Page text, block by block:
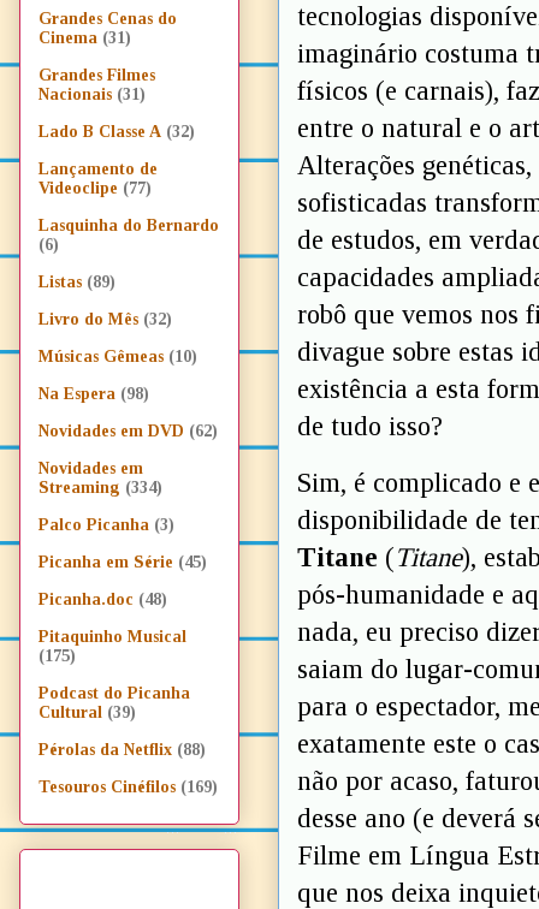
tecnologias
imaginário costuma
físicos (e carnais),
entre o natural e o
Alterações
sofisticadas
de estudos, em
capacidades
robô que vemos nos
divague sobre estas
existência a esta
de tudo isso?
Sim, é complicado e
disponibilidade de
Titane (Titane),
pós-humanidade e
nada, eu preciso
saiam do lugar-
para o espectador,
exatamente este o
não por acaso,
desse ano (e deverá
Filme em Língua
que nos deixa
Grandes Cenas do
Cinema (31)
Grandes Filmes
Nacionais (31)
Lado B Classe A (32)
Lançamento de
Videoclipe (77)
Lasquinha do Bernardo
(6)
Listas (89)
Livro do Mês (32)
Músicas Gêmeas (10)
Na Espera (98)
Novidades em DVD (62)
Novidades em
Streaming (334)
Palco Picanha (3)
Picanha em Série (45)
Picanha.doc (48)
Pitaquinho Musical
(175)
Podcast do Picanha
Cultural (39)
Pérolas da Netflix (88)
Tesouros Cinéfilos (169)